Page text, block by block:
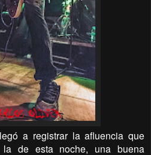
a registrar la afluencia que
de esta noche, una buena